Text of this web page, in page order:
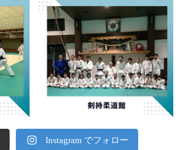
Instagram でフォロー